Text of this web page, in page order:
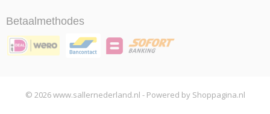
Betaalmethodes
© 2026 www.sallernederland.nl - Powered by Shoppagina.nl